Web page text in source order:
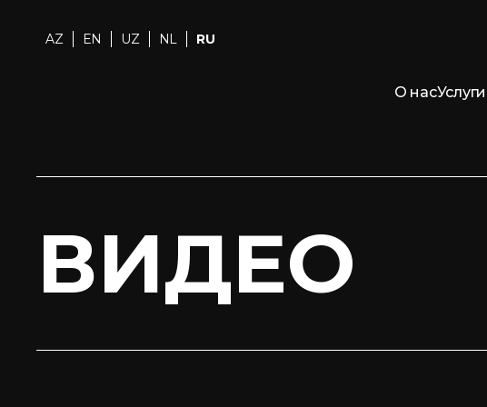
AZ EN UZ NL RU
О насУслуги
ВИДЕО